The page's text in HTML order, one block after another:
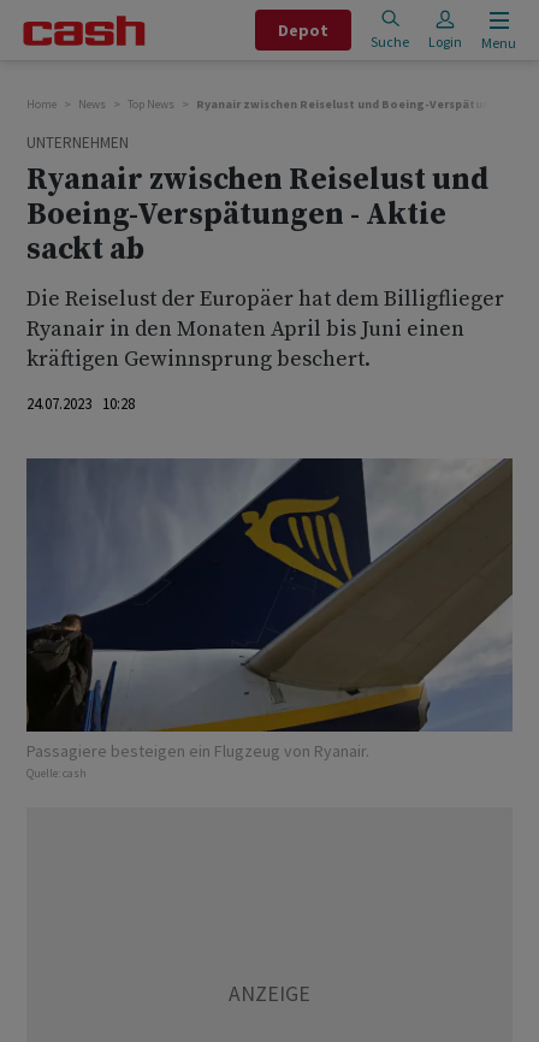
Depot
Suche Login Menu
Home News Top News Ryanair zwischen Reiselust und Boeing-Verspätungen -
UNTERNEHMEN
Ryanair zwischen Reiselust und
Boeing-Verspätungen - Aktie
sackt ab
Die Reiselust der Europäer hat dem Billigflieger
Ryanair in den Monaten April bis Juni einen
kräftigen Gewinnsprung beschert.
24.07.2023 10:28
Passagiere besteigen ein Flugzeug von Ryanair.
Quelle: cash